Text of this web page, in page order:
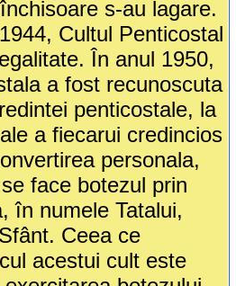
s-au lagare.
Cultul Penticostal
În anul 1950,
a fost recunoscuta
penticostale, la
a fiecarui credincios
personala,
face botezul prin
în numele Tatalui,
Ceea ce
acestui cult este